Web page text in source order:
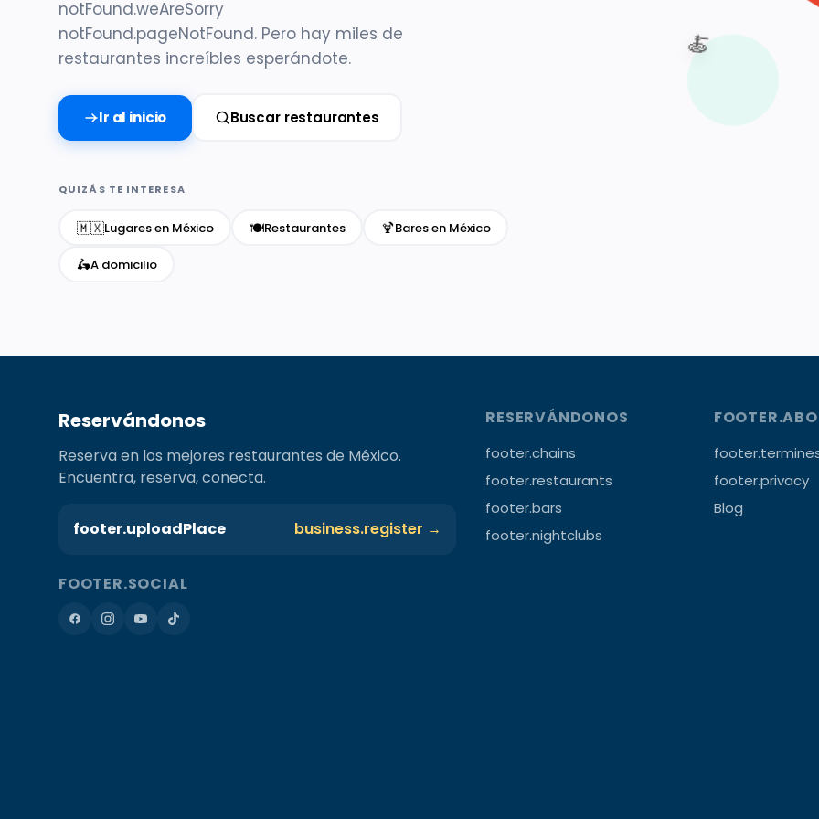
notFound.weAreSorry
notFound.pageNotFound. Pero hay miles de
restaurantes increíbles esperándote.
Ir al inicio Buscar restaurantes
QUIZÁS TE INTERESA
🇲🇽Lugares en México 🍽️Restaurantes 🍹Bares en México
🛵A domicilio
🍝
Reservándonos
Reserva en los mejores restaurantes de México.
Encuentra, reserva, conecta.
footer.uploadPlace business.register →
FOOTER.SOCIAL
RESERVÁNDONOS
footer.chains
footer.restaurants
footer.bars
footer.nightclubs
footer.privacy
Blog